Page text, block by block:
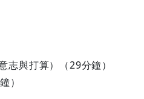
志與打算）（29分鐘）
）